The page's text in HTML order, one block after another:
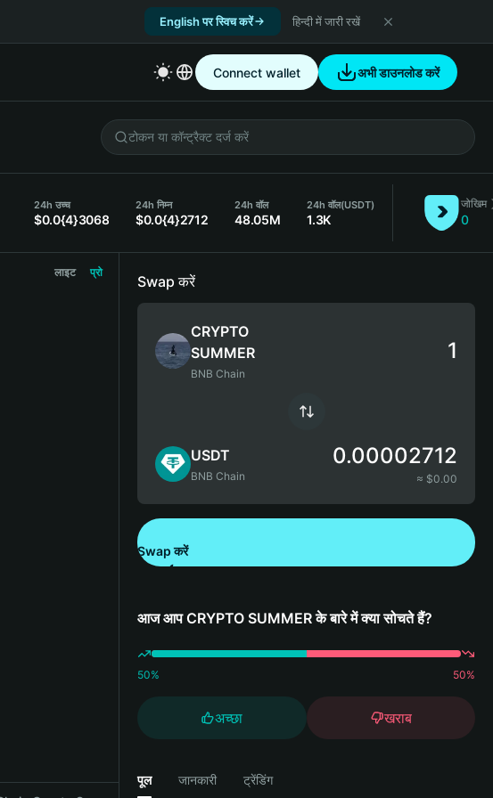
English पर स्विच करें हिन्दी में जारी रखें
Connect wallet अभी डाउनलोड करें
24h उच्च
$0.0{4}3068
24h निम्न
$0.0{4}2712
24h वॉल
48.05M
24h वॉल(USDT)
1.3K
जोखिम
0
लाइट प्रो
Swap करें
CRYPTO
SUMMER
BNB Chain
USDT
BNB Chain
0.00002712
≈ $0.00
Swap करें
आज आप CRYPTO SUMMER के बारे में क्या सोचते हैं?
50% 50%
अच्छा खराब
पूल जानकारी ट्रेंडिंग